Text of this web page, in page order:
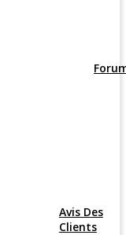
Avis Des
Clients